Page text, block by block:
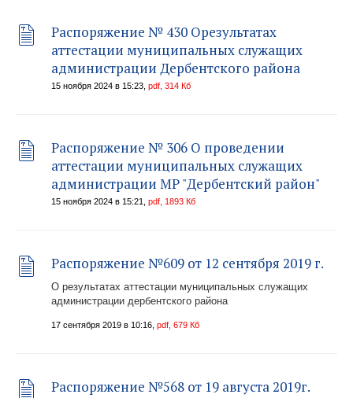
Распоряжение № 430 Орезультатах
аттестации муниципальных служащих
администрации Дербентского района
15 ноября 2024 в 15:23, pdf, 314 Кб
Распоряжение № 306 О проведении
аттестации муниципальных служащих
администрации МР "Дербентский район"
15 ноября 2024 в 15:21, pdf, 1893 Кб
Распоряжение №609 от 12 сентября 2019 г.
О результатах аттестации муниципальных служащих
администрации дербентского района
17 сентября 2019 в 10:16, pdf, 679 Кб
Распоряжение №568 от 19 августа 2019г.